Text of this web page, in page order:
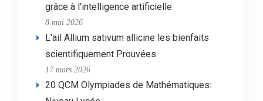
grâce à l'intelligence artificielle
8 mai 2026
L'ail Allium sativum allicine les bienfaits
scientifiquement Prouvées
17 mars 2026
20 QCM Olympiades de Mathématiques: